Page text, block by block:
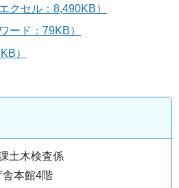
クセル：8,490KB）
ード：79KB）
）
土木検査係
本館4階